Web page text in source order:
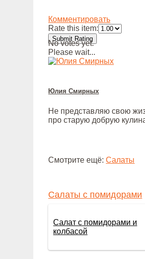
Комментировать
Rate this item:
Submit Rating
No votes yet.
Please wait...
Юлия Смирных
Не представляю свою
про старую добрую
Смотрите ещё:Салаты
Салаты с помидорами
Салат с помидорами и
колбасой